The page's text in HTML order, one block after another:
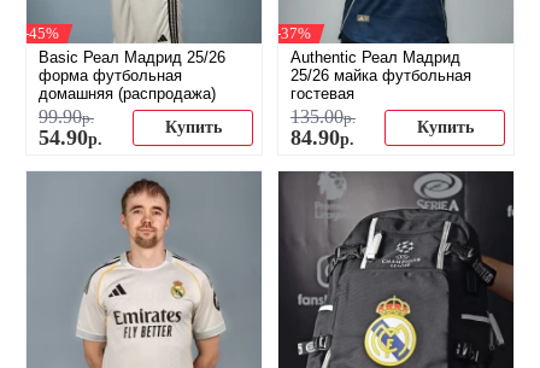
-45%
Basic Реал Мадрид 25/26
форма футбольная
домашняя (распродажа)
99.90р.
54.90р.
Купить
-37%
Authentic Реал Мадрид
25/26 майка футбольная
гостевая
135.00р.
84.90р.
Купить